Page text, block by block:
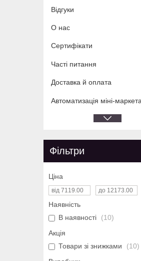
Відгуки
О нас
Сертифікати
Часті питання
Доставка й оплата
Автоматизація міні-маркета
Фільтри
Ціна
Наявність
В наявності
10
Акція
Товари зі знижками
10